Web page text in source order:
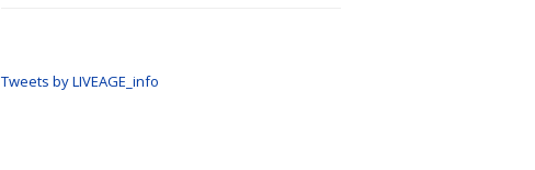
Tweets by LIVEAGE_info